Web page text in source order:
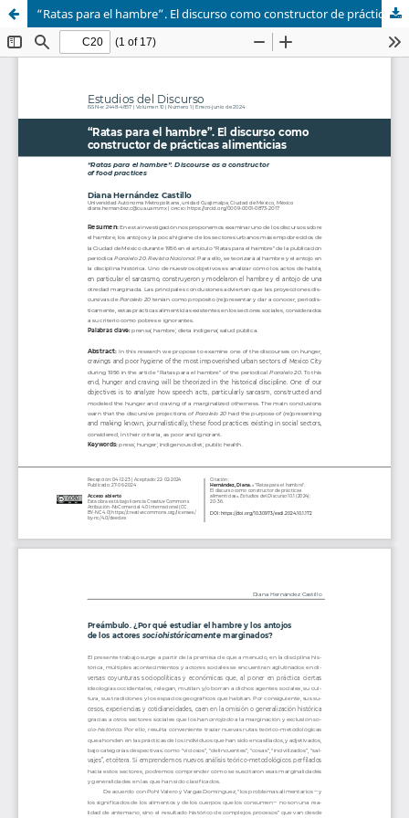
“Ratas para el hambre”. El discurso como constructor de prácticas alimenticias